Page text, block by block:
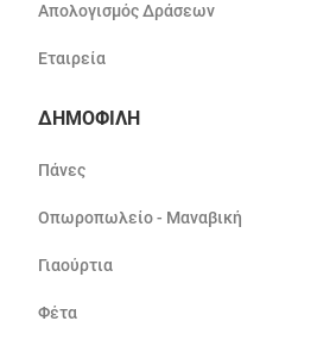
Απολογισμός Δράσεων
Εταιρεία
ΔΗΜΟΦΙΛΗ
Πάνες
Οπωροπωλείο - Μαναβική
Γιαούρτια
Φέτα